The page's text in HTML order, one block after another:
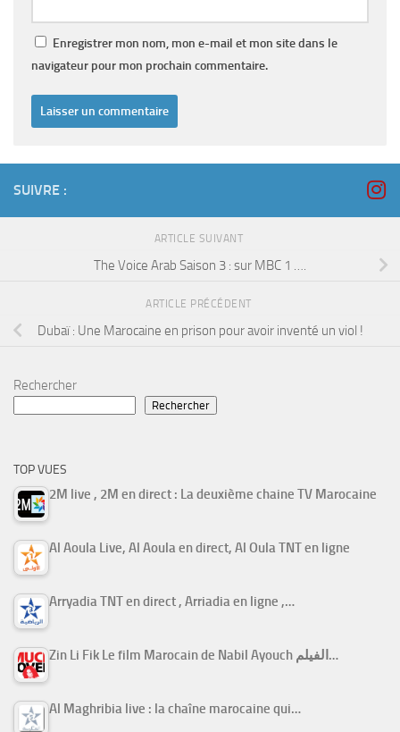
Enregistrer mon nom, mon e-mail et mon site dans le
navigateur pour mon prochain commentaire.
SUIVRE :
ARTICLE SUIVANT
The Voice Arab Saison 3 : sur MBC 1 ….
ARTICLE PRÉCÉDENT
Dubaï : Une Marocaine en prison pour avoir inventé un viol !
Rechercher
Rechercher
TOP VUES
2M live , 2M en direct : La deuxième chaine TV Marocaine
Al Aoula Live, Al Aoula en direct, Al Oula TNT en ligne
Arryadia TNT en direct , Arriadia en ligne ,…
Zin Li Fik Le film Marocain de Nabil Ayouch الفيلم…
Al Maghribia live : la chaîne marocaine qui…